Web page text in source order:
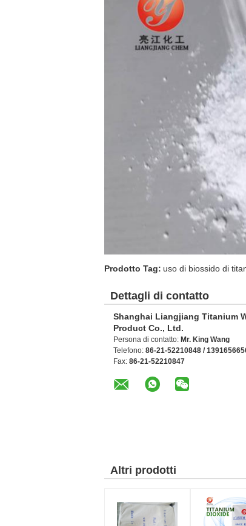
Prodotto Tag: uso di biossido di
Dettagli di contatto
Shanghai Liangjiang Titanium
Product Co., Ltd.
Persona di contatto: Mr. King Wang
Telefono: 86-21-52210848 /
Fax: 86-21-52210847
Altri prodotti